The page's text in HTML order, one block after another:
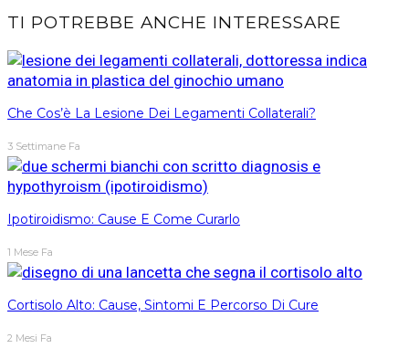
TI POTREBBE ANCHE INTERESSARE
Che Cos’è La Lesione Dei Legamenti Collaterali?
3 Settimane Fa
Ipotiroidismo: Cause E Come Curarlo
1 Mese Fa
Cortisolo Alto: Cause, Sintomi E Percorso Di Cure
2 Mesi Fa